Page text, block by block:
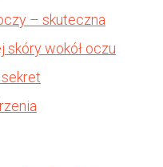
– skuteczna
skóry wokół oczu